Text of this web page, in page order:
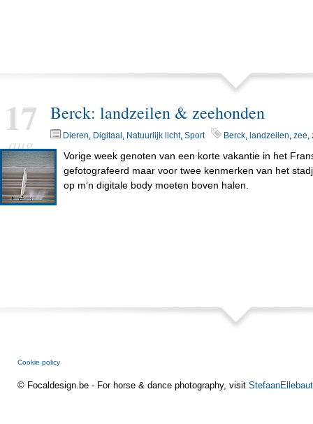
Berck: landzeilen & zeehonden
Dieren, Digitaal , Natuurlijk licht, Sport Berck, landzeilen, zee,
17
aug
Vorige week genoten van een korte vakantie in het
gefotografeerd maar voor twee kenmerken van het
op m’n digitale body moeten boven halen.
Cookie policy
© Focaldesign.be - For horse & dance photography, visit